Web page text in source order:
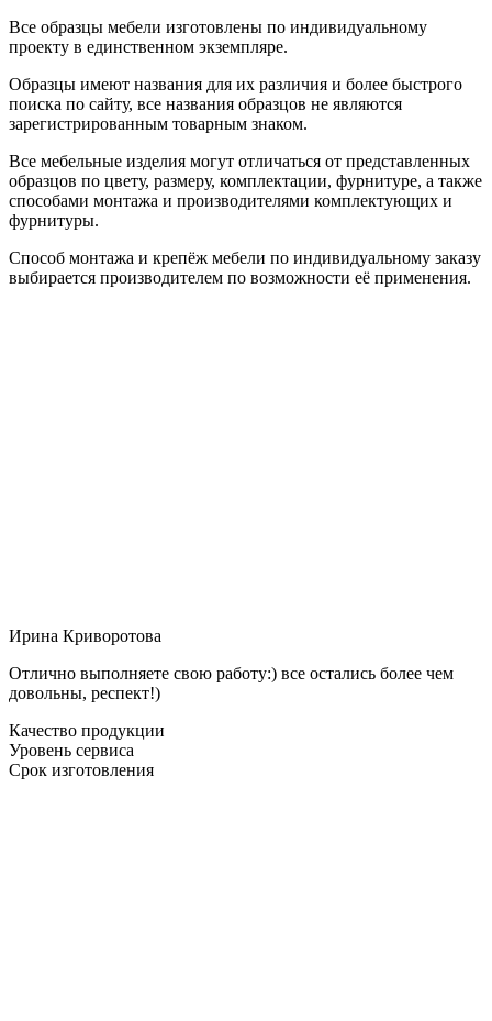
Все образцы мебели изготовлены по индивидуальному
проекту в единственном экземпляре.
Образцы имеют названия для их различия и более быстрого
поиска по сайту, все названия образцов не являются
зарегистрированным товарным знаком.
Все мебельные изделия могут отличаться от представленных
образцов по цвету, размеру, комплектации, фурнитуре, а также
способами монтажа и производителями комплектующих и
фурнитуры.
Способ монтажа и крепёж мебели по индивидуальному заказу
выбирается производителем по возможности её применения.
Ирина Криворотова
Отлично выполняете свою работу:) все остались более чем
довольны, респект!)
Качество продукции
Уровень сервиса
Срок изготовления